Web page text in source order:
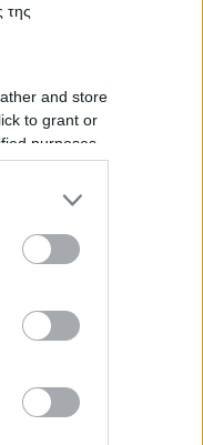
της
and store
to grant or
purposes
σε